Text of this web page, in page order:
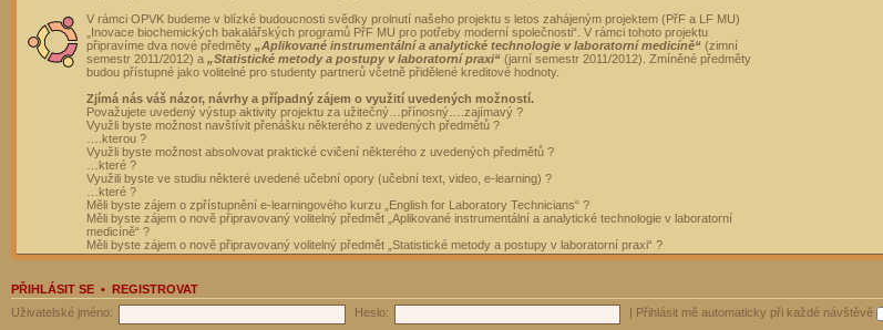
V rámci OPVK budeme v blízké budoucnosti svědky prolnutí našeho projektu s letos zahájeným projektem (PřF a LF MU)
„Inovace biochemických bakalářských programů PřF MU pro potřeby moderní společnosti“. V rámci tohoto projektu
připravíme dva nové předměty „Aplikované instrumentální a analytické technologie v laboratorní medicíně“ (zimní
semestr 2011/2012) a „Statistické metody a postupy v laboratorní praxi“ (jarní semestr 2011/2012). Zmíněné předměty
budou přístupné jako volitelné pro studenty partnerů včetně přidělené kreditové hodnoty.
Zjímá nás váš názor, návrhy a případný zájem o využití uvedených možností.
Považujete uvedený výstup aktivity projektu za užitečný…přínosný….zajímavý ?
Využli byste možnost navštívit přenášku některého z uvedených předmětů ?
….kterou ?
Využli byste možnost absolvovat praktické cvičení některého z uvedených předmětů ?
…které ?
Využili byste ve studiu některé uvedené učební opory (učební text, video, e-learning) ?
…které ?
Měli byste zájem o zpřístupnění e-learningového kurzu „English for Laboratory Technicians“ ?
Měli byste zájem o nově připravovaný volitelný předmět „Aplikované instrumentální a analytické technologie v laboratorní
medicíně“ ?
Měli byste zájem o nově připravovaný volitelný předmět „Statistické metody a postupy v laboratorní praxi“ ?
PŘIHLÁSIT SE • REGISTROVAT
Uživatelské jméno:
Heslo: Přihlásit mě automaticky při každé návštěvě